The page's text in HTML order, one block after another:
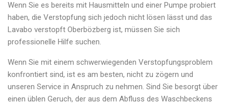
Wenn Sie es bereits mit Hausmitteln und einer Pumpe probiert
haben, die Verstopfung sich jedoch nicht lösen lässt und das
Lavabo verstopft Oberbözberg ist, müssen Sie sich
professionelle Hilfe suchen.
Wenn Sie mit einem schwerwiegenden Verstopfungsproblem
konfrontiert sind, ist es am besten, nicht zu zögern und
unseren Service in Anspruch zu nehmen. Sind Sie besorgt über
einen üblen Geruch, der aus dem Abfluss des Waschbeckens